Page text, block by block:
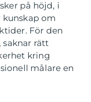
på höjd, i
kunskap om
För den
saknar rätt
kring
målare en